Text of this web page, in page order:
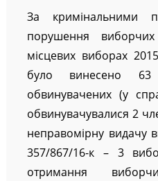
За кримінальними
порушення
місцевих виборах
було винесено
обвинувачених (у
обвинувачувалися 2
неправомірну видачу
357/867/16-к – 3
отримання